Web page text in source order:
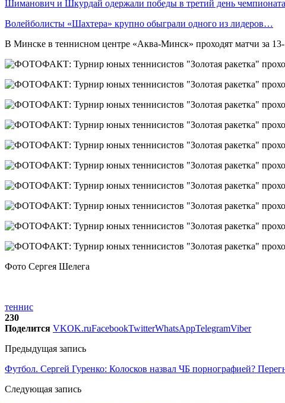
Шиманович и Шкурдай одержали победы в третий день
Волейболисты «Шахтера» крупно обыграли одного из лидеров…
В Минске в теннисном центре «Аква-Минск» проходят матчи за
Фото Сергея Шелега
теннис
230
Поделится VKOK.ruFacebookTwitterWhatsAppTelegramViber
Предыдущая запись
Футбол. Сергей Гуренко: Колосков назвал ЧБ порнографией?
Следующая запись